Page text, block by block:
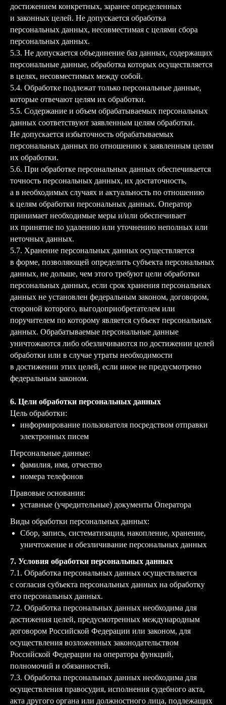
достижением конкретных, заранее определенных
и законных целей. Не допускается обработка
персональных данных, несовместимая с целями сбора
персональных данных.
5.3. Не допускается объединение баз данных, содержащих
персональные данные, обработка которых осуществляется
в целях, несовместимых между собой.
5.4. Обработке подлежат только персональные данные,
которые отвечают целям их обработки.
5.5. Содержание и объем обрабатываемых персональных
данных соответствуют заявленным целям обработки.
Не допускается избыточность обрабатываемых
персональных данных по отношению к заявленным целям
их обработки.
5.6. При обработке персональных данных обеспечивается
точность персональных данных, их достаточность,
а в необходимых случаях и актуальность по отношению
к целям обработки персональных данных. Оператор
принимает необходимые меры и/или обеспечивает
их принятие по удалению или уточнению неполных или
неточных данных.
5.7. Хранение персональных данных осуществляется
в форме, позволяющей определить субъекта персональных
данных, не дольше, чем этого требуют цели обработки
персональных данных, если срок хранения персональных
данных не установлен федеральным законом, договором,
стороной которого, выгодоприобретателем или
поручителем по которому является субъект персональных
данных. Обрабатываемые персональные данные
уничтожаются либо обезличиваются по достижении целей
обработки или в случае утраты необходимости
в достижении этих целей, если иное не предусмотрено
федеральным законом.
6. Цели обработки персональных данных
Цель обработки:
информирование пользователя посредством отправки
электронных писем
Персональные данные:
фамилия, имя, отчество
номера телефонов
Правовые основания:
уставные (учредительные) документы Оператора
Виды обработки персональных данных:
Сбор, запись, систематизация, накопление, хранение,
уничтожение и обезличивание персональных данных
7. Условия обработки персональных данных
7.1. Обработка персональных данных осуществляется
с согласия субъекта персональных данных на обработку
его персональных данных.
7.2. Обработка персональных данных необходима для
достижения целей, предусмотренных международным
договором Российской Федерации или законом, для
осуществления возложенных законодательством
Российской Федерации на оператора функций,
полномочий и обязанностей.
7.3. Обработка персональных данных необходима для
осуществления правосудия, исполнения судебного акта,
акта другого органа или должностного лица, подлежащих